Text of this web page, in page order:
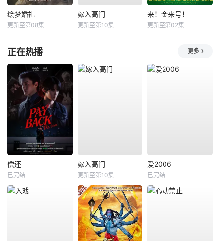
绘梦婚礼
更新至第08集
嫁入高门
更新至第10集
来！金来号！
更新至第02集
正在热播 更多
偿还
已完结
嫁入高门
更新至第10集
爱2006
已完结